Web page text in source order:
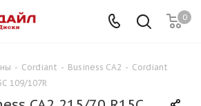
0
- Cordiant - Business CA2 - Cordiant
109/107R